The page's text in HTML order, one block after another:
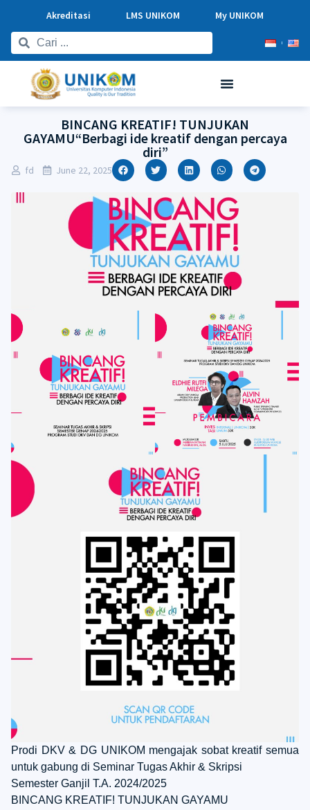
Akreditasi LMS UNIKOM My UNIKOM
BINCANG KREATIF! TUNJUKAN
GAYAMU“Berbagi ide kreatif dengan percaya
diri”
fd June 22, 2025
Prodi DKV & DG UNIKOM mengajak sobat kreatif semua
untuk gabung di Seminar Tugas Akhir & Skripsi
Semester Ganjil T.A. 2024/2025
BINCANG KREATIF! TUNJUKAN GAYAMU